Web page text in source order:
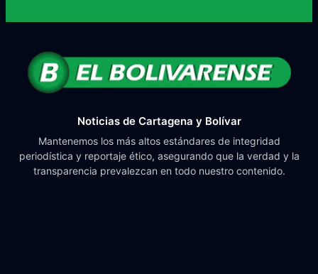
Noticias de Cartagena y Bolívar
Mantenemos los más altos estándares de integridad
periodística y reportaje ético, asegurando que la verdad y la
transparencia prevalezcan en todo nuestro contenido.